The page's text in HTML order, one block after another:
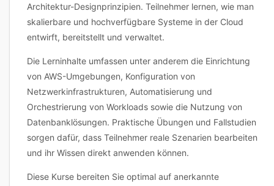
Architektur-Designprinzipien. Teilnehmer lernen, wie man
skalierbare und hochverfügbare Systeme in der Cloud
entwirft, bereitstellt und verwaltet.
Die Lerninhalte umfassen unter anderem die Einrichtung
von AWS-Umgebungen, Konfiguration von
Netzwerkinfrastrukturen, Automatisierung und
Orchestrierung von Workloads sowie die Nutzung von
Datenbanklösungen. Praktische Übungen und Fallstudien
sorgen dafür, dass Teilnehmer reale Szenarien bearbeiten
und ihr Wissen direkt anwenden können.
Diese Kurse bereiten Sie optimal auf anerkannte